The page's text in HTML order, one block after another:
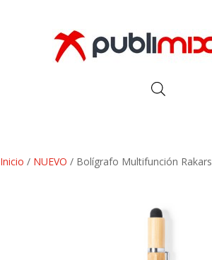
Inicio / NUEVO / Bolígrafo Multifunción Rakars